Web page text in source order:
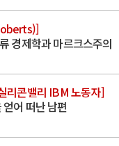
경제학과 마르크스주의
리콘밸리 IBM 노동자]
어 떠난 남편